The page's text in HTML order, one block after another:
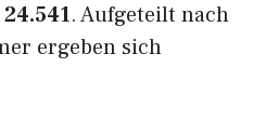
. Aufgeteilt nach
ergeben sich